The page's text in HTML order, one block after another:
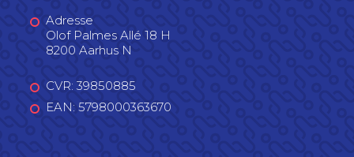
Adresse
Olof Palmes Allé 18 H
8200 Aarhus N
CVR: 39850885
EAN: 5798000363670